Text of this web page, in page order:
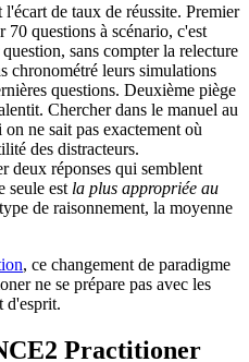
de taux de réussite. Premier
questions à scénario, c'est
sans compter la relecture
chronométré leurs simulations
questions. Deuxième piège
Chercher dans le manuel au
ne sait pas exactement où
des distracteurs.
deux réponses qui semblent
seule est la plus appropriée au
de raisonnement, la moyenne
, ce changement de paradigme
ne se prépare pas avec les
d'esprit.
Practitioner